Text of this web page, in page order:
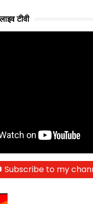
टीवी
Subscribe to my